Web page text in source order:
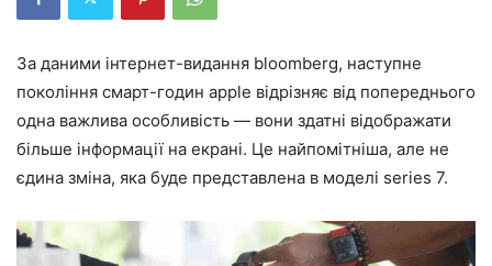
За даними інтернет-видання bloomberg, наступне
покоління смарт-годин apple відрізняє від попереднього
одна важлива особливість — вони здатні відображати
більше інформації на екрані. Це найпомітніша, але не
єдина зміна, яка буде представлена в моделі series 7.